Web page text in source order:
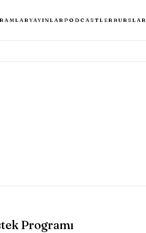
YAYINLAR PODCASTLER BURSLAR
Programı